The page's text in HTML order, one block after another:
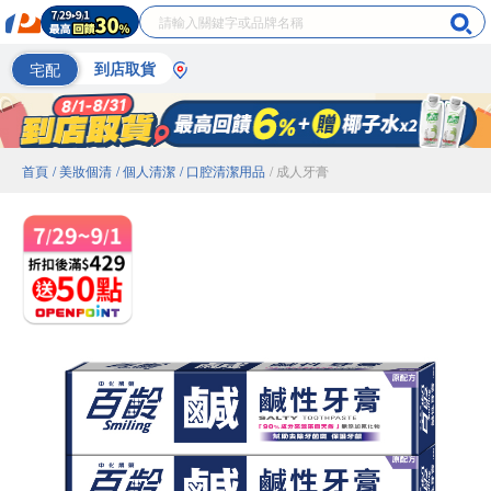
宅配 到店取貨
首頁 / 美妝個清 / 個人清潔 / 口腔清潔用品 / 成人牙膏